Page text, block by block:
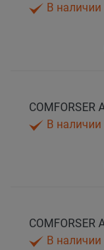
В наличии
В наличии
В наличии